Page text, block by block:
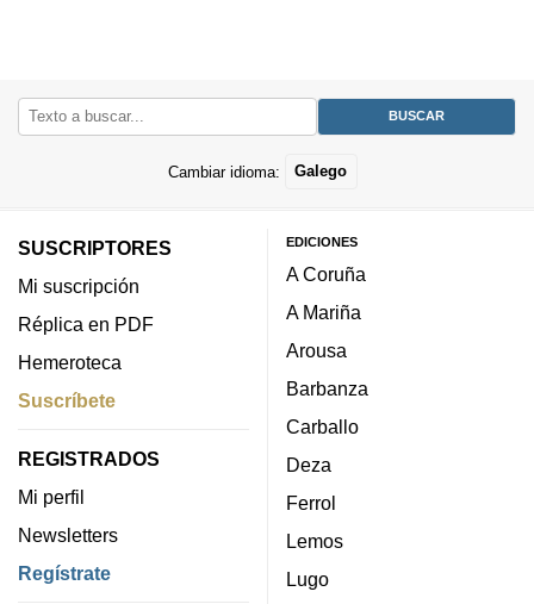
Cambiar idioma: Galego
SUSCRIPTORES
Mi suscripción
Réplica en PDF
Hemeroteca
Suscríbete
REGISTRADOS
Mi perfil
Newsletters
Regístrate
EDICIONES
A Coruña
A Mariña
Arousa
Barbanza
Carballo
Deza
Ferrol
Lemos
Lugo